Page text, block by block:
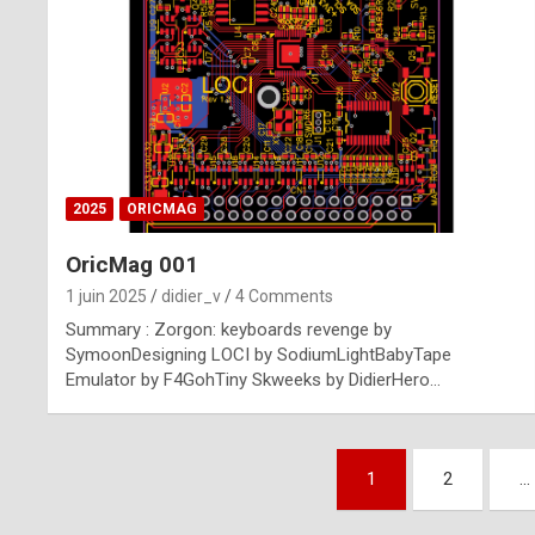
2025 ORICMAG
OricMag 001
1 juin 2025 didier_v 4 Comments
Summary : Zorgon: keyboards revenge by
SymoonDesigning LOCI by SodiumLightBabyTape
Emulator by F4GohTiny Skweeks by DidierHero…
1 2 …